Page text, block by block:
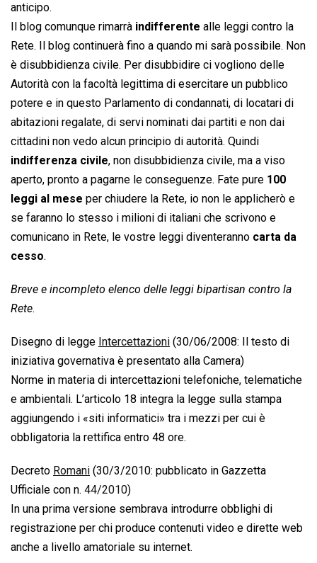
anticipo.
Il blog comunque rimarrà indifferente alle leggi contro la
Rete. Il blog continuerà fino a quando mi sarà possibile. Non
è disubbidienza civile. Per disubbidire ci vogliono delle
Autorità con la facoltà legittima di esercitare un pubblico
potere e in questo Parlamento di condannati, di locatari di
abitazioni regalate, di servi nominati dai partiti e non dai
cittadini non vedo alcun principio di autorità. Quindi
indifferenza civile, non disubbidienza civile, ma a viso
aperto, pronto a pagarne le conseguenze. Fate pure 100
leggi al mese per chiudere la Rete, io non le applicherò e
se faranno lo stesso i milioni di italiani che scrivono e
comunicano in Rete, le vostre leggi diventeranno carta da
cesso.
Breve e incompleto elenco delle leggi bipartisan contro la
Rete.
Disegno di legge  Intercettazioni  (30/06/2008: Il testo di
iniziativa governativa è presentato alla Camera)
Norme in materia di intercettazioni telefoniche, telematiche
e ambientali. L’articolo 18 integra la legge sulla stampa
aggiungendo i «siti informatici» tra i mezzi per cui è
obbligatoria la rettifica entro 48 ore.
Decreto  Romani  (30/3/2010: pubblicato in Gazzetta
Ufficiale con n. 44/2010)
In una prima versione sembrava introdurre obblighi di
registrazione per chi produce contenuti video e dirette web
anche a livello amatoriale su internet.